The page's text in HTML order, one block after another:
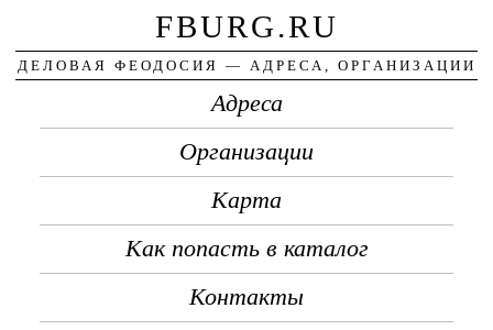
FBURG.RU
ДЕЛОВАЯ ФЕОДОСИЯ — АДРЕСА, ОРГАНИЗАЦИИ
Адреса
Организации
Карта
Как попасть в каталог
Контакты